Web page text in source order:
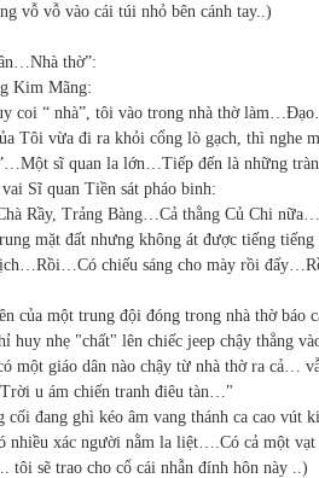
vỗ vỗ vào cái túi nhỏ bên cánh tay..)
thờ”:
Kim Mãng:
coi “ nhà”, tôi vào trong nhà thờ
Tôi vừa đi ra khỏi cổng lò gạch, thì nghe
sĩ quan la lớn…Tiếp đến là những
Sĩ quan Tiền sát pháo binh:
Rầy, Trảng Bàng…Cả thằng Củ Chi
mặt đất nhưng không át được tiếng tiếng
chiếu sáng cho mày rồi
của một trung đội đóng trong nhà thờ báo
huy nhẹ "chất" lên chiếc jeep chậy thẳng
một giáo dân nào chậy từ nhà thờ ra cả…
u ám chiến tranh điêu tàn…"
cối đang ghì kéo âm vang thánh ca cao
nhiều xác người nằm la liệt….Có cả một
tôi sẽ trao cho cổ cái nhẫn đính hôn này ..)